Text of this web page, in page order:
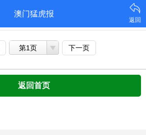
澳门猛虎报
返回
第1页 下一页
返回首页